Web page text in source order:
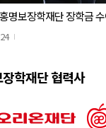
명보장학재단 장학금
학재단 협력사